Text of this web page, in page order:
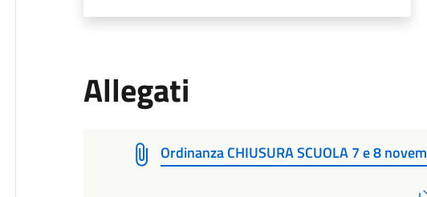
Allegati
Ordinanza CHIUSURA SCUOLA 7 e 8